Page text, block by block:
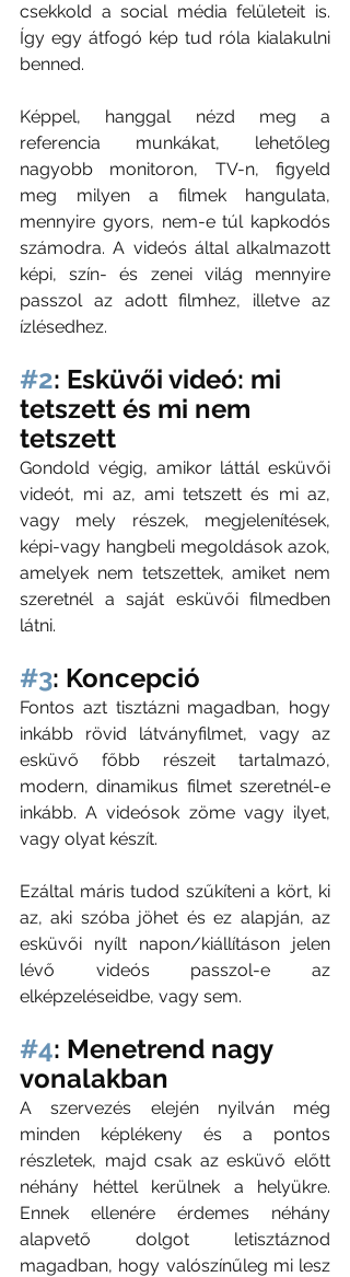
csekkold a social média felületeit is.
Így egy átfogó kép tud róla kialakulni
benned.
Képpel, hanggal nézd meg a
referencia munkákat, lehetőleg
nagyobb monitoron, TV-n, figyeld
meg milyen a filmek hangulata,
mennyire gyors, nem-e túl kapkodós
számodra. A videós által alkalmazott
képi, szín- és zenei világ mennyire
passzol az adott filmhez, illetve az
ízlésedhez.
#2: Esküvői videó: mi
tetszett és mi nem
tetszett
Gondold végig, amikor láttál esküvői
videót, mi az, ami tetszett és mi az,
vagy mely részek, megjelenítések,
képi-vagy hangbeli megoldások azok,
amelyek nem tetszettek, amiket nem
szeretnél a saját esküvői filmedben
látni.
#3: Koncepció
Fontos azt tisztázni magadban, hogy
inkább rövid látványfilmet, vagy az
esküvő főbb részeit tartalmazó,
modern, dinamikus filmet szeretnél-e
inkább. A videósok zöme vagy ilyet,
vagy olyat készít.
Ezáltal máris tudod szűkíteni a kört, ki
az, aki szóba jöhet és ez alapján, az
esküvői nyílt napon/kiállításon jelen
lévő videós passzol-e az
elképzeléseidbe, vagy sem.
#4: Menetrend nagy
vonalakban
A szervezés elején nyilván még
minden képlékeny és a pontos
részletek, majd csak az esküvő előtt
néhány héttel kerülnek a helyükre.
Ennek ellenére érdemes néhány
alapvető dolgot letisztáznod
magadban, hogy valószínűleg mi lesz